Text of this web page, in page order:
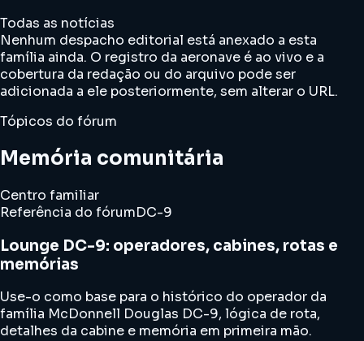
Todas as notícias
Nenhum despacho editorial está anexado a esta
família ainda. O registro da aeronave é ao vivo e a
cobertura da redação ou do arquivo pode ser
adicionada a ele posteriormente, sem alterar o URL.
Tópicos do fórum
Memória comunitária
Centro familiar
Referência do fórumDC-9
Lounge DC-9: operadores, cabines, rotas e
memórias
Use-o como base para o histórico do operador da
família McDonnell Douglas DC-9, lógica de rota,
detalhes da cabine e memória em primeira mão.